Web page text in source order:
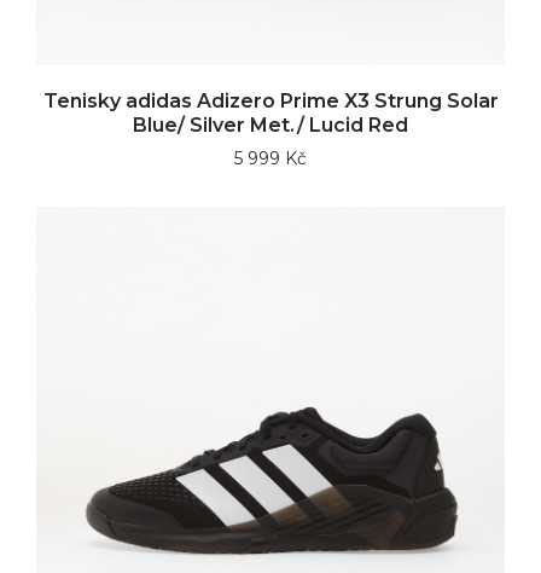
Tenisky adidas Adizero Prime X3 Strung Solar
Blue/ Silver Met./ Lucid Red
5 999 Kč